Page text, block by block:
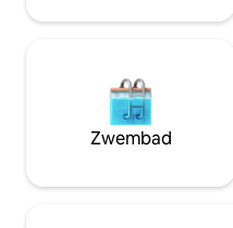
Ervaar Adelaide als een local!
Zwembad